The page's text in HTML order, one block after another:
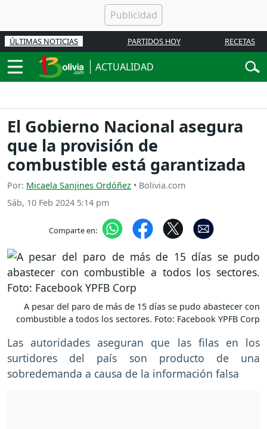
ÚLTIMAS NOTICIAS PARTIDOS HOY RECETAS
ACTUALIDAD
El Gobierno Nacional asegura
que la provisión de
combustible está garantizada
Por: Micaela Sanjines Ordóñez • Bolivia.com
Sáb, 10 Feb 2024 5:14 pm
Comparte en:
A pesar del paro de más de 15 días se pudo abastecer con
combustible a todos los sectores. Foto: Facebook YPFB Corp
Las autoridades aseguran que las filas en los
surtidores del país son producto de una
sobredemanda a causa de la información falsa